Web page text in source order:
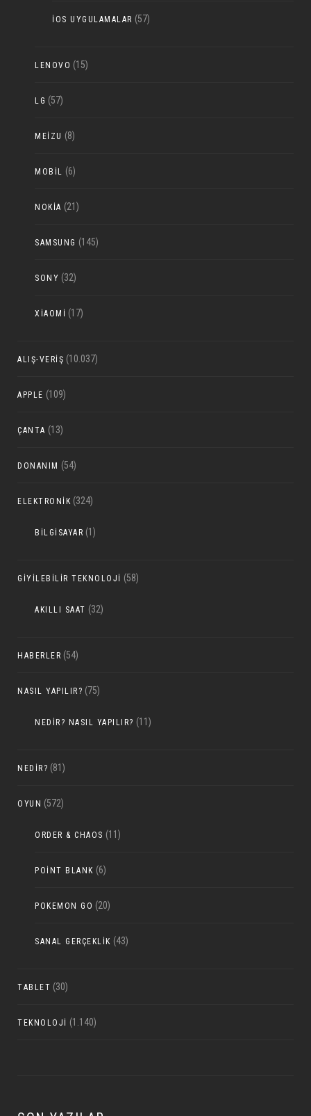
IOS UYGULAMALAR (57)
LENOVO (15)
LG (57)
MEIZU (8)
MOBIL (6)
NOKIA (21)
SAMSUNG (145)
SONY (32)
XIAOMI (17)
ALIŞ-VERIŞ (10.037)
APPLE (109)
ÇANTA (13)
DONANIM (54)
ELEKTRONIK (324)
BILGISAYAR (1)
GIYILEBILIR TEKNOLOJI (58)
AKILLI SAAT (32)
HABERLER (54)
NASIL YAPILIR? (75)
NEDIR? NASIL YAPILIR? (11)
NEDIR? (81)
OYUN (572)
ORDER & CHAOS (11)
POINT BLANK (6)
POKEMON GO (20)
SANAL GERÇEKLIK (43)
TABLET (30)
TEKNOLOJI (1.140)